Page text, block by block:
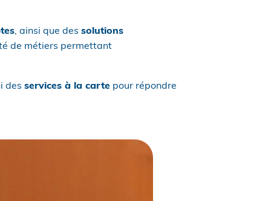
, ainsi que des solutions
de métiers permettant
des services à la carte pour répondre